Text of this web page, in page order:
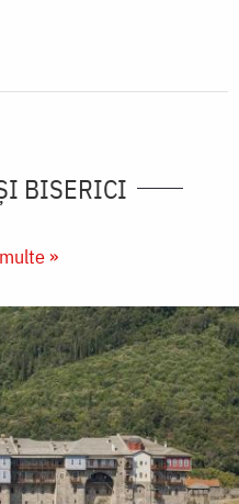
BISERICI
»